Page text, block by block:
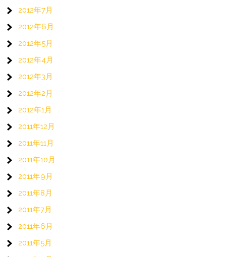
2012年7月
2012年6月
2012年5月
2012年4月
2012年3月
2012年2月
2012年1月
2011年12月
2011年11月
2011年10月
2011年9月
2011年8月
2011年7月
2011年6月
2011年5月